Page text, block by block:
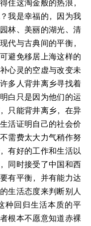
住这淘金般的热浪，
我是幸福的，因为我
林、美丽的湖光、清
代与古典间的平衡，
避免移居上海这样的
心灵的空虚与改变未
多人背井离乡寻找着
白只是因为他们的运
只能背井离乡，在异
活证明自己的社会价
需费太大力气稍作努
有好的工作和生活以
同时接受了中国和西
有平衡，并有能力达
生活态度来判断别人
种回归生活本质的平
根本不愿意知道赤裸